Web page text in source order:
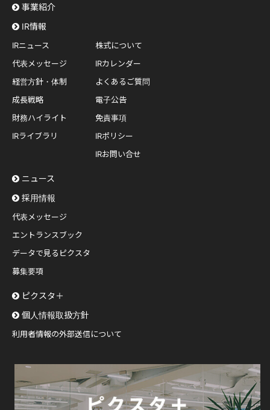
事業紹介
IR情報
IRニュース
代表メッセージ
経営方針・体制
成長戦略
財務ハイライト
IRライブラリ
株式について
IRカレンダー
よくあるご質問
電子公告
免責事項
IRポリシー
IRお問い合せ
ニュース
採用情報
代表メッセージ
エントランスブック
データで見るピクスタ
募集要項
ピクスタ＋
個人情報取扱方針
利用者情報の外部送信について